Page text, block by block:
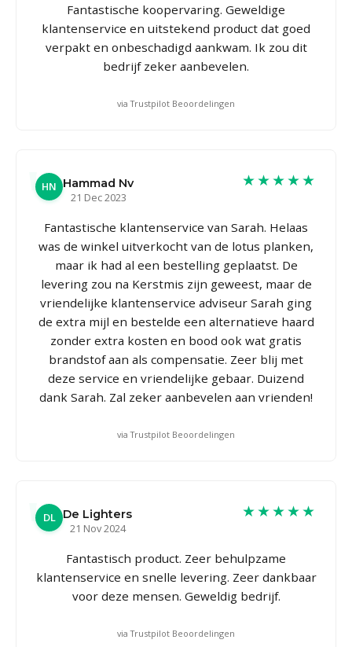
Fantastische koopervaring. Geweldige
klantenservice en uitstekend product dat goed
verpakt en onbeschadigd aankwam. Ik zou dit
bedrijf zeker aanbevelen.
via Trustpilot Beoordelingen
HN Hammad Nv
21 Dec 2023
★★★★★
Fantastische klantenservice van Sarah. Helaas
was de winkel uitverkocht van de lotus planken,
maar ik had al een bestelling geplaatst. De
levering zou na Kerstmis zijn geweest, maar de
vriendelijke klantenservice adviseur Sarah ging
de extra mijl en bestelde een alternatieve haard
zonder extra kosten en bood ook wat gratis
brandstof aan als compensatie. Zeer blij met
deze service en vriendelijke gebaar. Duizend
dank Sarah. Zal zeker aanbevelen aan vrienden!
via Trustpilot Beoordelingen
DL De Lighters
21 Nov 2024
★★★★★
Fantastisch product. Zeer behulpzame
klantenservice en snelle levering. Zeer dankbaar
voor deze mensen. Geweldig bedrijf.
via Trustpilot Beoordelingen